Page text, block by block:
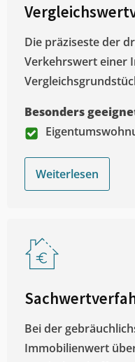
Die präziseste der
Verkehrswert einer
Besonders
Weiterlesen
Bei der
Immobilienwert